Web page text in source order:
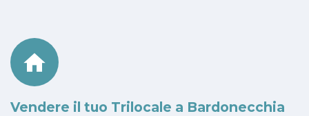
Vendere il tuo Trilocale a Bardonecchia